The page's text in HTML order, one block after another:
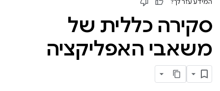
המידע עזר לך?
סקירה כללית של
משאבי האפליקציה